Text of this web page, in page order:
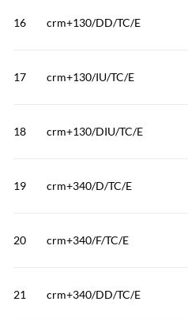
16 crm+130/DD/TC/E
17 crm+130/IU/TC/E
18 crm+130/DIU/TC/E
19 crm+340/D/TC/E
20 crm+340/F/TC/E
21 crm+340/DD/TC/E